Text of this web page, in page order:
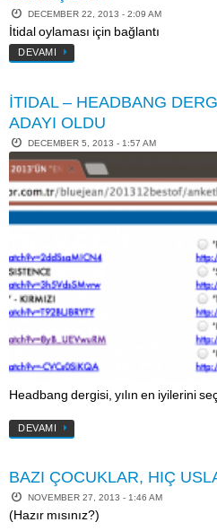
DECEMBER 22, 2013 - 2:09 AM
İtidal oylaması için bağlantı
DEVAMI
İTIDAL – HEADBANG
ADAYI OLDU
DECEMBER 5, 2013 - 1:57 AM
Headbang dergisi, yılın en iyilerini
DEVAMI
BAZI ÇOCUKLAR, HIÇ
NOVEMBER 27, 2013 - 1:46 AM
(Hazır mısınız?)